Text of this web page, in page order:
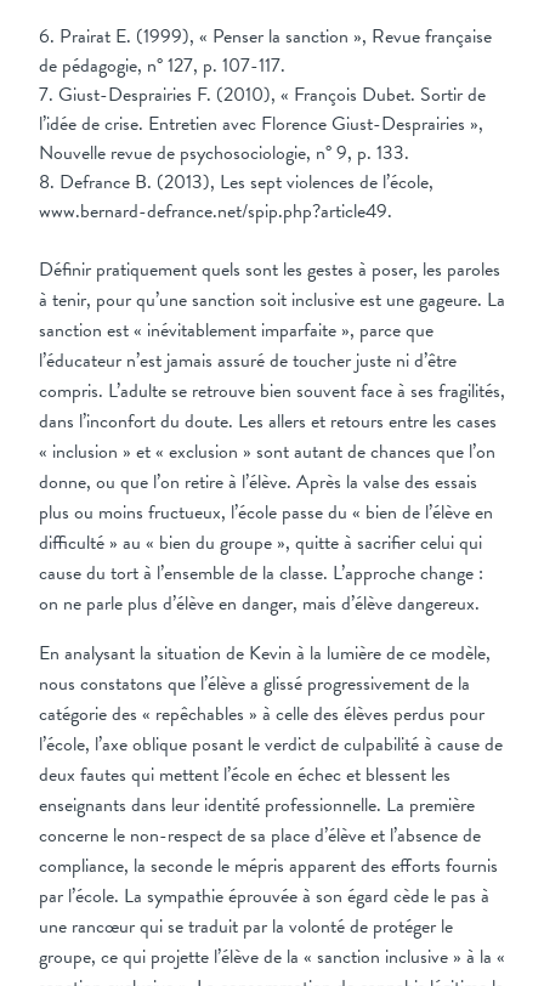
6. Prairat E. (1999), « Penser la sanction », Revue française
de pédagogie, n° 127, p. 107-117.
7. Giust-Desprairies F. (2010), « François Dubet. Sortir de
l’idée de crise. Entretien avec Florence Giust-Desprairies »,
Nouvelle revue de psychosociologie, n° 9, p. 133.
8. Defrance B. (2013), Les sept violences de l’école,
www.bernard-defrance.net/spip.php?article49.
Définir pratiquement quels sont les gestes à poser, les paroles
à tenir, pour qu’une sanction soit inclusive est une gageure. La
sanction est « inévitablement imparfaite », parce que
l’éducateur n’est jamais assuré de toucher juste ni d’être
compris. L’adulte se retrouve bien souvent face à ses fragilités,
dans l’inconfort du doute. Les allers et retours entre les cases
« inclusion » et « exclusion » sont autant de chances que l’on
donne, ou que l’on retire à l’élève. Après la valse des essais
plus ou moins fructueux, l’école passe du « bien de l’élève en
difficulté » au « bien du groupe », quitte à sacrifier celui qui
cause du tort à l’ensemble de la classe. L’approche change :
on ne parle plus d’élève en danger, mais d’élève dangereux.
En analysant la situation de Kevin à la lumière de ce modèle,
nous constatons que l’élève a glissé progressivement de la
catégorie des « repêchables » à celle des élèves perdus pour
l’école, l’axe oblique posant le verdict de culpabilité à cause de
deux fautes qui mettent l’école en échec et blessent les
enseignants dans leur identité professionnelle. La première
concerne le non-respect de sa place d’élève et l’absence de
compliance, la seconde le mépris apparent des efforts fournis
par l’école. La sympathie éprouvée à son égard cède le pas à
une rancœur qui se traduit par la volonté de protéger le
groupe, ce qui projette l’élève de la « sanction inclusive » à la «